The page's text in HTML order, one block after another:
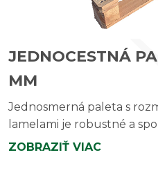
JEDNOCESTNÁ
MM
Jednosmerná paleta s
lamelami je robustné a
ZOBRAZIŤ VIAC